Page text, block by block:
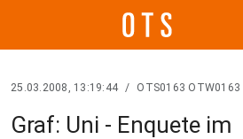
25.03.2008, 13:19:44 / OTS0163 OTW0163
Graf: Uni - Enquete im